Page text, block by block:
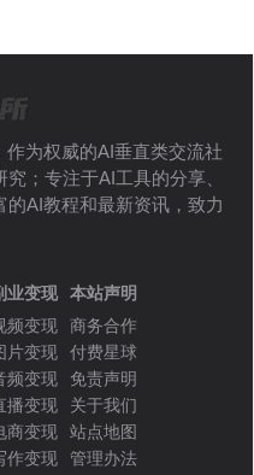
为权威的AI垂直类交流社
；专注于AI工具的分享、
AI教程和最新资讯，致力
业变现
频变现
片变现
频变现
播变现
商变现
作变现
本站声明
商务合作
付费星球
免责声明
关于我们
站点地图
管理办法